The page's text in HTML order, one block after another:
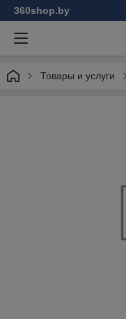
360shop.by
Товары и услуги